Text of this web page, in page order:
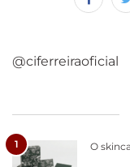
@ciferreiraoficial
1 O